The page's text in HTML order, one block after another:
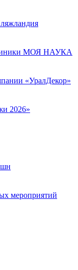
МОЯ НАУКА
«УралДекор»
2026»
мероприятий